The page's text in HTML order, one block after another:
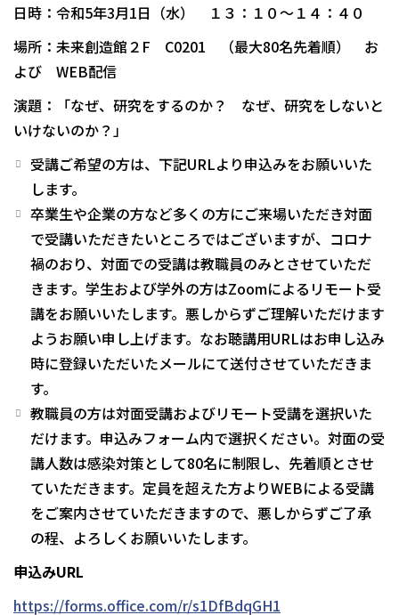
日時：令和5年3月1日（水） １３：１０～１４：４０
場所：未来創造館２F C0201 （最大80名先着順） お
よび WEB配信
演題：「なぜ、研究をするのか？ なぜ、研究をしないと
いけないのか？」
受講ご希望の方は、下記URLより申込みをお願いいた
します。
卒業生や企業の方など多くの方にご来場いただき対面
で受講いただきたいところではございますが、コロナ
禍のおり、対面での受講は教職員のみとさせていただ
きます。学生および学外の方はZoomによるリモート受
講をお願いいたします。悪しからずご理解いただけます
ようお願い申し上げます。なお聴講用URLはお申し込み
時に登録いただいたメールにて送付させていただきま
す。
教職員の方は対面受講およびリモート受講を選択いた
だけます。申込みフォーム内で選択ください。対面の受
講人数は感染対策として80名に制限し、先着順とさせ
ていただきます。定員を超えた方よりWEBによる受講
をご案内させていただきますので、悪しからずご了承
の程、よろしくお願いいたします。
申込みURL
https://forms.office.com/r/s1DfBdqGH1